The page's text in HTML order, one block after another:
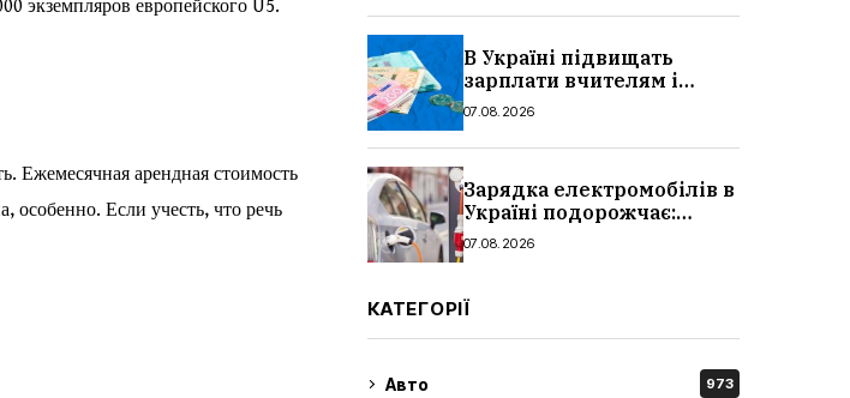
экземпляров европейского U5.
Ежемесячная арендная стоимость
особенно. Если учесть, что речь
В Україні підвищать
зарплати вчителям і
стипендії студентам з 1
суми, розмір
07.08.2026
Зарядка електромобілів в
Україні подорожчає:
причина і нові ціни з
07.08.2026
КАТЕГОРІЇ
Авто 973